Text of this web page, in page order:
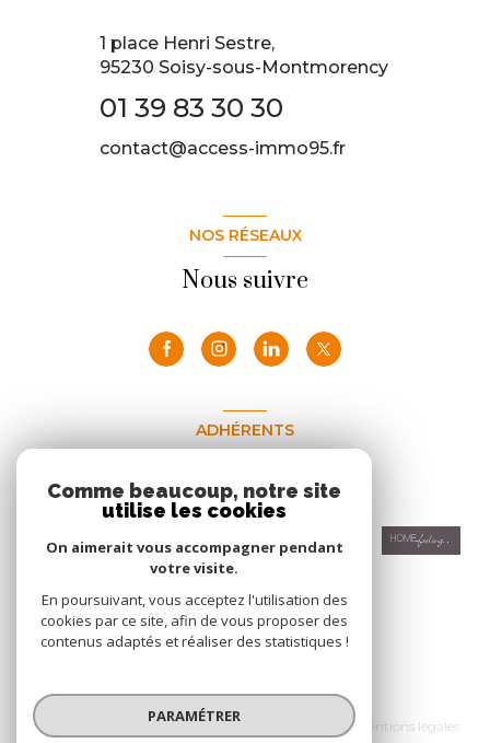
1 place Henri Sestre,
95230 Soisy-sous-Montmorency
01 39 83 30 30
contact@access-immo95.fr
NOS RÉSEAUX
Nous suivre
ADHÉRENTS
Nous adhérons
© 2026 | Tous droits réservés
Nos honoraires
Nos partenaires
Mentions légales
Comme beaucoup, notre site
utilise les cookies
On aimerait vous accompagner pendant
votre visite.
En poursuivant, vous acceptez l'utilisation des
cookies par ce site, afin de vous proposer des
contenus adaptés et réaliser des statistiques !
PARAMÉTRER